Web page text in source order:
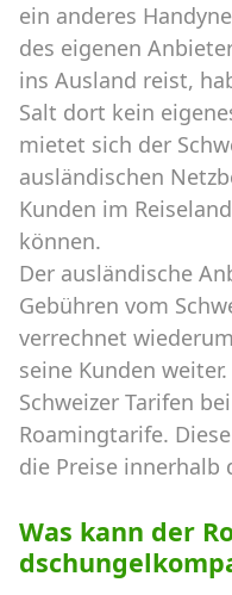
ein anderes
des eigenen
ins Ausland reist,
Salt dort kein
mietet sich der
ausländischen
Kunden im
können.
Der ausländische
Gebühren vom
verrechnet
seine Kunden
Schweizer Tarifen
Roamingtarife.
die Preise innerhalb
Was kann der